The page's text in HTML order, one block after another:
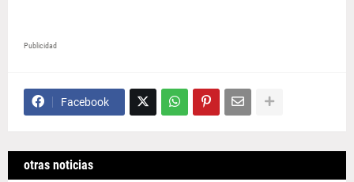
Publicidad
Facebook
otras noticias